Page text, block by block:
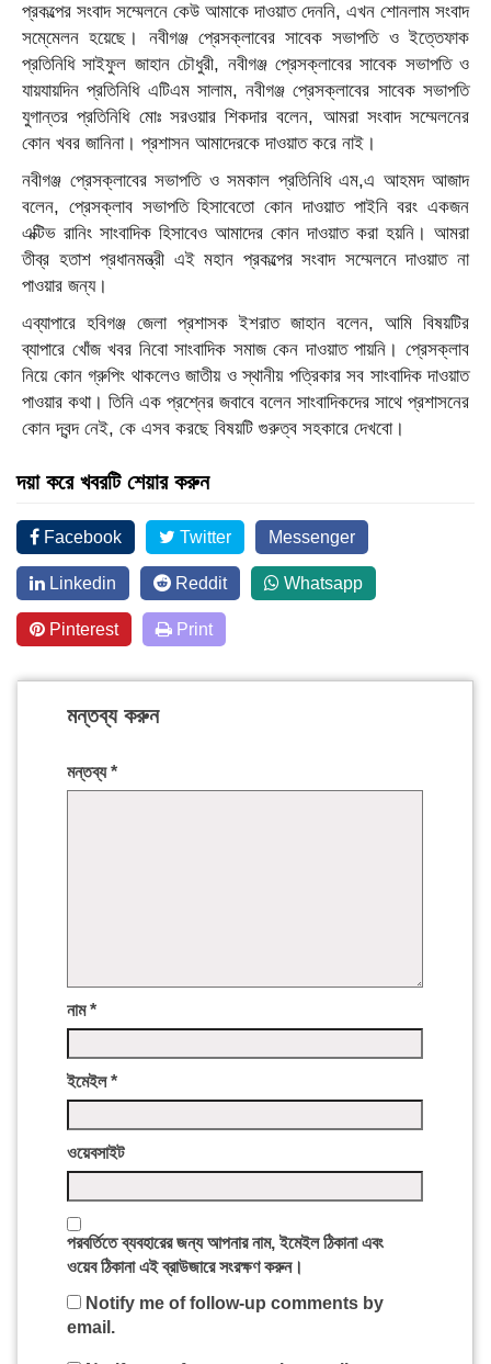
প্রকল্পের সংবাদ সম্মেলনে কেউ আমাকে দাওয়াত দেননি, এখন শোনলাম সংবাদ
সমে্মেলন হয়েছে। নবীগঞ্জ প্রেসক্লাবের সাবেক সভাপতি ও ইত্তেফাক
প্রতিনিধি সাইফুল জাহান চৌধুরী, নবীগঞ্জ প্রেসক্লাবের সাবেক সভাপতি ও
যায়যায়দিন প্রতিনিধি এটিএম সালাম, নবীগঞ্জ প্রেসক্লাবের সাবেক সভাপতি
যুগান্তর প্রতিনিধি মোঃ সরওয়ার শিকদার বলেন, আমরা সংবাদ সম্মেলনের
কোন খবর জানিনা। প্রশাসন আমাদেরকে দাওয়াত করে নাই।
নবীগঞ্জ প্রেসক্লাবের সভাপতি ও সমকাল প্রতিনিধি এম,এ আহমদ আজাদ
বলেন, প্রেসক্লাব সভাপতি হিসাবেতো কোন দাওয়াত পাইনি বরং একজন
এক্টিভ রানিং সাংবাদিক হিসাবেও আমাদের কোন দাওয়াত করা হয়নি। আমরা
তীব্র হতাশ প্রধানমন্ত্রী এই মহান প্রকল্পের সংবাদ সম্মেলনে দাওয়াত না
পাওয়ার জন্য।
এব্যাপারে হবিগঞ্জ জেলা প্রশাসক ইশরাত জাহান বলেন, আমি বিষয়টির
ব্যাপারে খোঁজ খবর নিবো সাংবাদিক সমাজ কেন দাওয়াত পায়নি। প্রেসক্লাব
নিয়ে কোন গ্রুপিং থাকলেও জাতীয় ও স্থানীয় পত্রিকার সব সাংবাদিক দাওয়াত
পাওয়ার কথা। তিনি এক প্রশ্নের জবাবে বলেন সাংবাদিকদের সাথে প্রশাসনের
কোন দ্বন্দ নেই, কে এসব করছে বিষয়টি গুরুত্ব সহকারে দেখবো।
দয়া করে খবরটি শেয়ার করুন
Facebook Twitter Messenger
Linkedin Reddit Whatsapp
Pinterest Print
মন্তব্য করুন
মন্তব্য*
নাম*
ইমেইল*
ওয়েবসাইট
পরবর্তিতে ব্যবহারের জন্য আপনার নাম, ইমেইল ঠিকানা এবং
ওয়েব ঠিকানা এই ব্রাউজারে সংরক্ষণ করুন।
Notify me of follow-up comments by
email.